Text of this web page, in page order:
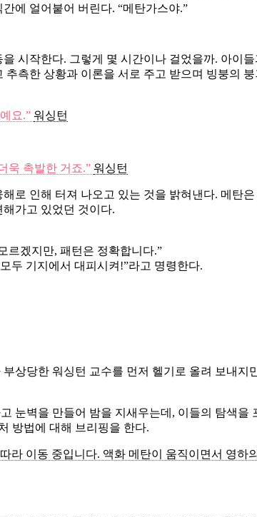
에 얼어붙어 버린다. “메탄가스야.”
시작한다. 그렇게 몇 시간이나 걸었을까. 아이
측한 상황과 이론을 서로 주고 받으며 빙붕의
요.” 워싱턴
욱 촉발한 거죠.” 워싱턴
로 인해 터져 나오고 있는 것을 밝혀낸다. 메탄
가고 있었던 것이다.
르겠지만, 패턴은 정확합니다.”
두 기지에서 대피시켜!”라고 명령한다.
상당한 워싱턴 교수를 먼저 헬기로 올려 보내
눈벽을 만들어 밤을 지새우는데, 이들의 탐색을
방법에 대해 브리핑을 한다.
라 이동 중입니다. 액화 메탄이 움직이면서 영하